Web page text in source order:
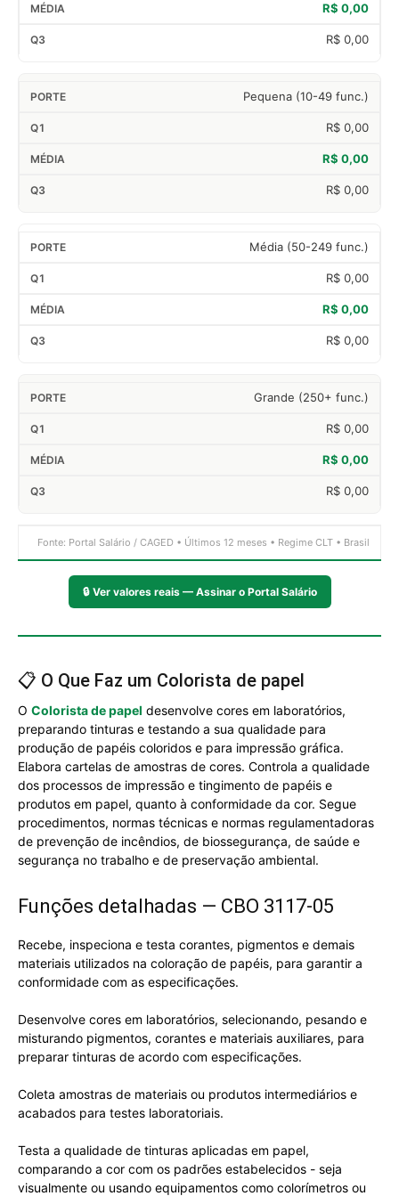
R$ 0,00
R$ 0,00
Pequena (10-49 func.)
R$ 0,00
R$ 0,00
R$ 0,00
Média (50-249 func.)
R$ 0,00
R$ 0,00
R$ 0,00
Grande (250+ func.)
R$ 0,00
R$ 0,00
R$ 0,00
Fonte: Portal Salário / CAGED • Últimos 12 meses • Regime CLT • Brasil
🔒 Ver valores reais — Assinar o Portal Salário
📋 O Que Faz um Colorista de papel
O Colorista de papel desenvolve cores em laboratórios,
preparando tinturas e testando a sua qualidade para
produção de papéis coloridos e para impressão gráfica.
Elabora cartelas de amostras de cores. Controla a qualidade
dos processos de impressão e tingimento de papéis e
produtos em papel, quanto à conformidade da cor. Segue
procedimentos, normas técnicas e normas regulamentadoras
de prevenção de incêndios, de biossegurança, de saúde e
segurança no trabalho e de preservação ambiental.
Funções detalhadas — CBO 3117-05
Recebe, inspeciona e testa corantes, pigmentos e demais
materiais utilizados na coloração de papéis, para garantir a
conformidade com as especificações.
Desenvolve cores em laboratórios, selecionando, pesando e
misturando pigmentos, corantes e materiais auxiliares, para
preparar tinturas de acordo com especificações.
Coleta amostras de materiais ou produtos intermediários e
acabados para testes laboratoriais.
Testa a qualidade de tinturas aplicadas em papel,
comparando a cor com os padrões estabelecidos - seja
visualmente ou usando equipamentos como colorímetros ou